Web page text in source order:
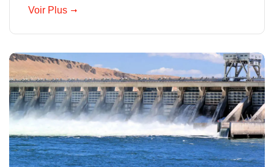
Voir Plus